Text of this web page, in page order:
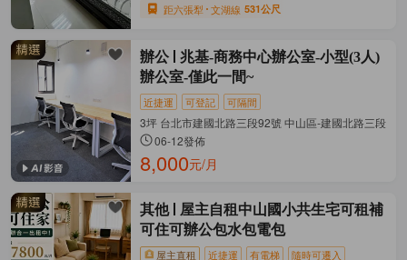
距六張犁 文湖線 531公尺
辦公
兆基-商務中心辦公室-小型(3人)
辦公室-僅此一間~
近捷運 可登記 可隔間
3坪 台北市建國北路三段92號 中山區-建國北路三段
06-12發佈
8,000元/月
其他
屋主自租中山國小共生宅可租補
可住可辦公包水包電包
屋主直租 近捷運 有電梯 隨時可遷入